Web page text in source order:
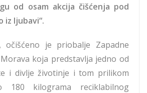
od osam akcija čišćenja pod
iz ljubavi“.
očišćeno je priobalje Zapadne
koja predstavlja jedno od
i divlje životinje i tom prilikom
180 kilograma reciklabilnog